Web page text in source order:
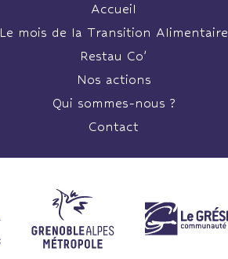
Accueil
Le mois de la Transition Alimentaire
Restau Co’
Nos actions
Qui sommes-nous ?
Contact